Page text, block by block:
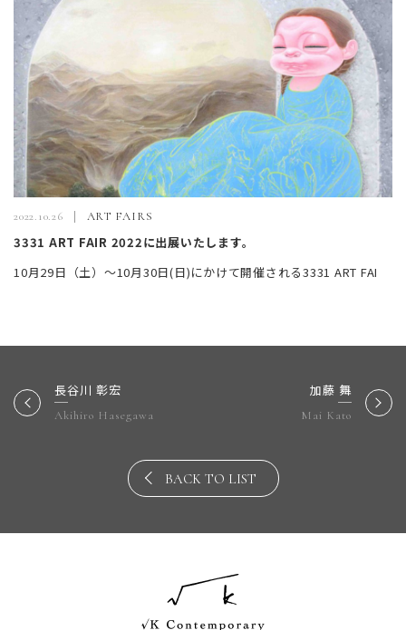
2022.10.26 ART FAIRS
3331 ART FAIR 2022に出展いたします。
10月29日（土）～10月30日(日)にかけて開催される3331 ART FAI
Akihiro Hasegawa
長谷川 彰宏
BACK TO LIST
Mai Kato
加藤 舞